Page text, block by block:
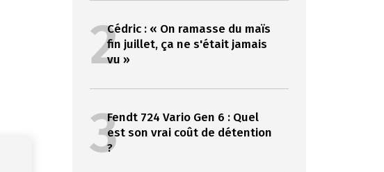
2Cédric : « On ramasse du maïs
fin juillet, ça ne s'était jamais
vu »
3Fendt 724 Vario Gen 6 : Quel
est son vrai coût de détention
?